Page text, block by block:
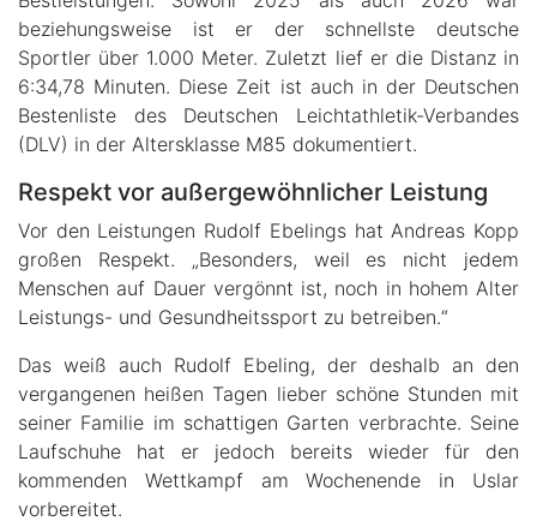
beziehungsweise ist er der schnellste deutsche
Sportler über 1.000 Meter. Zuletzt lief er die Distanz in
6:34,78 Minuten. Diese Zeit ist auch in der Deutschen
Bestenliste des Deutschen Leichtathletik-Verbandes
(DLV) in der Altersklasse M85 dokumentiert.
Respekt vor außergewöhnlicher Leistung
Vor den Leistungen Rudolf Ebelings hat Andreas Kopp
großen Respekt. „Besonders, weil es nicht jedem
Menschen auf Dauer vergönnt ist, noch in hohem Alter
Leistungs- und Gesundheitssport zu betreiben.“
Das weiß auch Rudolf Ebeling, der deshalb an den
vergangenen heißen Tagen lieber schöne Stunden mit
seiner Familie im schattigen Garten verbrachte. Seine
Laufschuhe hat er jedoch bereits wieder für den
kommenden Wettkampf am Wochenende in Uslar
vorbereitet.